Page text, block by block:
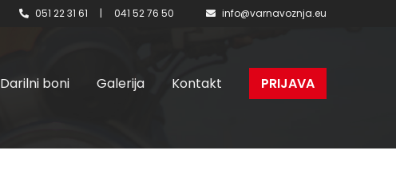
051 22 31 61 | 041 52 76 50 info@varnavoznja.eu
Darilni boni Galerija Kontakt PRIJAVA